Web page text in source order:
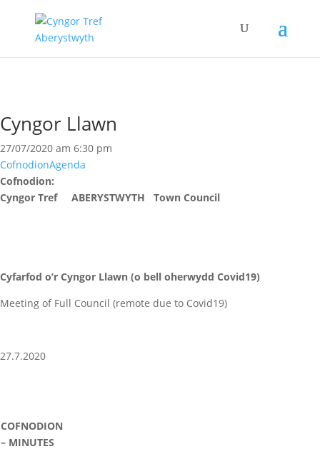
Cyngor Llawn
27/07/2020 am 6:30 pm
CofnodionAgenda
Cofnodion:
Cyngor Tref ABERYSTWYTH Town Council
Cyfarfod o’r Cyngor Llawn (o bell oherwydd Covid19)
Meeting of Full Council (remote due to Covid19)
27.7.2020
COFNODION
– MINUTES